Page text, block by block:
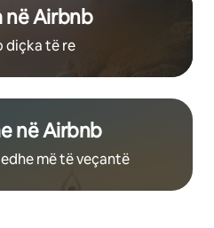
në Airbnb
diçka të re
në Airbnb
më të veçantë